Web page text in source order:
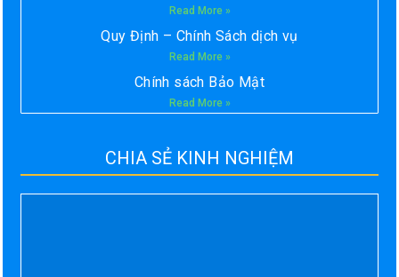
Read More »
Quy Định – Chính Sách dịch vụ
Read More »
Chính sách Bảo Mật
Read More »
CHIA SẺ KINH NGHIỆM